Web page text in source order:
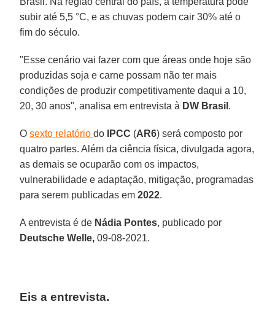
subir até 5,5 °C, e as chuvas podem cair 30% até o
fim do século.
"Esse cenário vai fazer com que áreas onde hoje são
produzidas soja e carne possam não ter mais
condições de produzir competitivamente daqui a 10,
20, 30 anos", analisa em entrevista à DW Brasil .
Osexto relatóriodo IPCC (AR6) será composto por
quatro partes. Além da ciência física, divulgada agora,
as demais se ocuparão com os impactos,
vulnerabilidade e adaptação, mitigação, programadas
para serem publicadas em2022.
A entrevista é de Nádia Pontes, publicado por
Deutsche Welle, 09-08-2021.
Eis a entrevista.